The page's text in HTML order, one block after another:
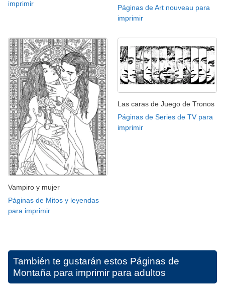
imprimir
Páginas de Art nouveau para
imprimir
Vampiro y mujer
Páginas de Mitos y leyendas
para imprimir
Las caras de Juego de Tronos
Páginas de Series de TV para
imprimir
También te gustarán estos Páginas de
Montaña para imprimir para adultos